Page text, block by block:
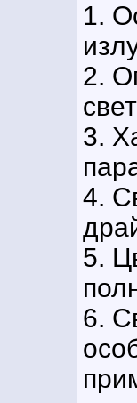
1.
2.
3.
4.
5.
6.